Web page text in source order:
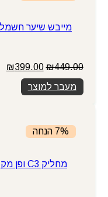
₪449.00
המחיר
המקורי
היה:
₪449.00.
₪399.00
מעבר למוצר
7% הנחה